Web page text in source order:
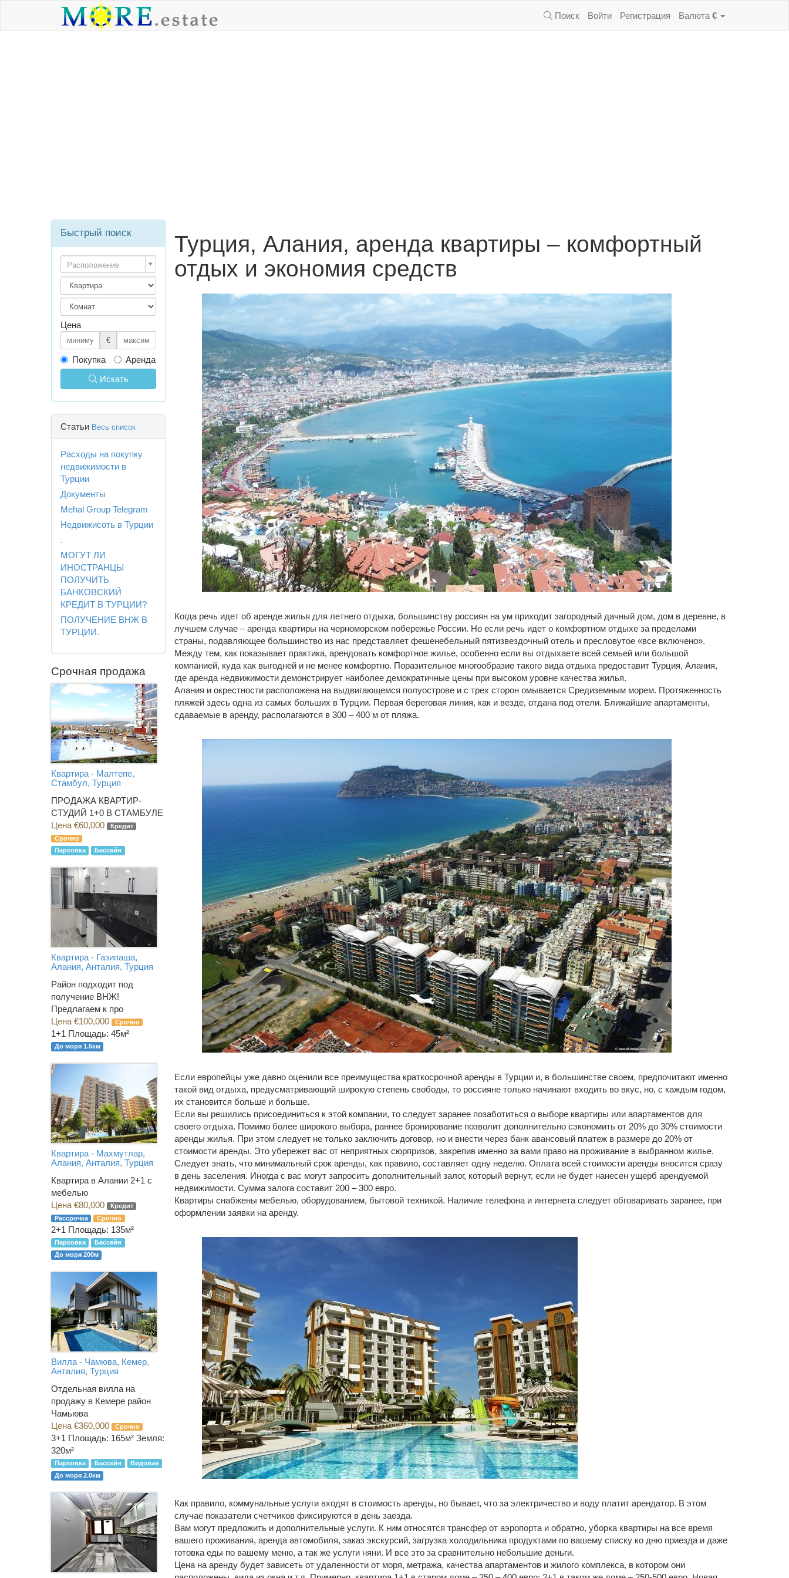
Поиск Войти Регистрация Валюта €
Турция, Алания, аренда квартиры – комфортный
отдых и экономия средств
Когда речь идет об аренде жилья для летнего отдыха, большинству россиян на ум приходит загородный дачный дом, дом в деревне, в
лучшем случае – аренда квартиры на черноморском побережье России. Но если речь идет о комфортном отдыхе за пределами
страны, подавляющее большинство из нас представляет фешенебельный пятизвездочный отель и пресловутое «все включено».
Между тем, как показывает практика, арендовать комфортное жилье, особенно если вы отдыхаете всей семьей или большой
компанией, куда как выгодней и не менее комфортно. Поразительное многообразие такого вида отдыха предоставит Турция, Алания,
где аренда недвижимости демонстрирует наиболее демократичные цены при высоком уровне качества жилья.
Алания и окрестности расположена на выдвигающемся полуострове и с трех сторон омывается Средиземным морем. Протяженность
пляжей здесь одна из самых больших в Турции. Первая береговая линия, как и везде, отдана под отели. Ближайшие апартаменты,
сдаваемые в аренду, располагаются в 300 – 400 м от пляжа.
Если европейцы уже давно оценили все преимущества краткосрочной аренды в Турции и, в большинстве своем, предпочитают именно
такой вид отдыха, предусматривающий широкую степень свободы, то россияне только начинают входить во вкус, но, с каждым годом,
их становится больше и больше.
Если вы решились присоединиться к этой компании, то следует заранее позаботиться о выборе квартиры или апартаментов для
своего отдыха. Помимо более широкого выбора, раннее бронирование позволит дополнительно сэкономить от 20% до 30% стоимости
аренды жилья. При этом следует не только заключить договор, но и внести через банк авансовый платеж в размере до 20% от
стоимости аренды. Это убережет вас от неприятных сюрпризов, закрепив именно за вами право на проживание в выбранном жилье.
Следует знать, что минимальный срок аренды, как правило, составляет одну неделю. Оплата всей стоимости аренды вносится сразу
в день заселения. Иногда с вас могут запросить дополнительный залог, который вернут, если не будет нанесен ущерб арендуемой
недвижимости. Сумма залога составит 200 – 300 евро.
Квартиры снабжены мебелью, оборудованием, бытовой техникой. Наличие телефона и интернета следует обговаривать заранее, при
оформлении заявки на аренду.
Как правило, коммунальные услуги входят в стоимость аренды, но бывает, что за электричество и воду платит арендатор. В этом
случае показатели счетчиков фиксируются в день заезда.
Вам могут предложить и дополнительные услуги. К ним относятся трансфер от аэропорта и обратно, уборка квартиры на все время
вашего проживания, аренда автомобиля, заказ экскурсий, загрузка холодильника продуктами по вашему списку ко дню приезда и даже
готовка еды по вашему меню, а так же услуги няни. И все это за сравнительно небольшие деньги.
Цена на аренду будет зависеть от удаленности от моря, метража, качества апартаментов и жилого комплекса, в котором они
Быстрый поиск
Расположение
Цена
€
Покупка
Аренда
Искать
Статьи Весь список
Расходы на покупку
недвижимости в
Турции
Документы
Mehal Group Telegram
Недвижисоть в Турции
.
МОГУТ ЛИ
ИНОСТРАНЦЫ
ПОЛУЧИТЬ
БАНКОВСКИЙ
КРЕДИТ В ТУРЦИИ?
ПОЛУЧЕНИЕ ВНЖ В
ТУРЦИИ.
Срочная продажа
Квартира - Малтепе,
Стамбул, Турция
ПРОДАЖА КВАРТИР-
СТУДИЙ 1+0 В СТАМБУЛЕ
Цена €60,000
Кредит
Срочно
Парковка
Бассейн
Квартира - Газипаша,
Алания, Анталия, Турция
Район подходит под
получение ВНЖ!
Предлагаем к про
Цена €100,000
Срочно
1+1 Площадь: 45м²
До моря 1.5км
Квартира - Махмутлар,
Алания, Анталия, Турция
Квартира в Алании 2+1 с
мебелью
Цена €80,000
Кредит
Рассрочка
Срочно
2+1 Площадь: 135м²
Парковка
Бассейн
До моря 200м
Вилла - Чамюва, Кемер,
Анталия, Турция
Отдельная вилла на
продажу в Кемере район
Чамьюва
Цена €360,000
Срочно
3+1 Площадь: 165м² Земля:
320м²
Парковка Бассейн
Видовая
До моря 2.0км